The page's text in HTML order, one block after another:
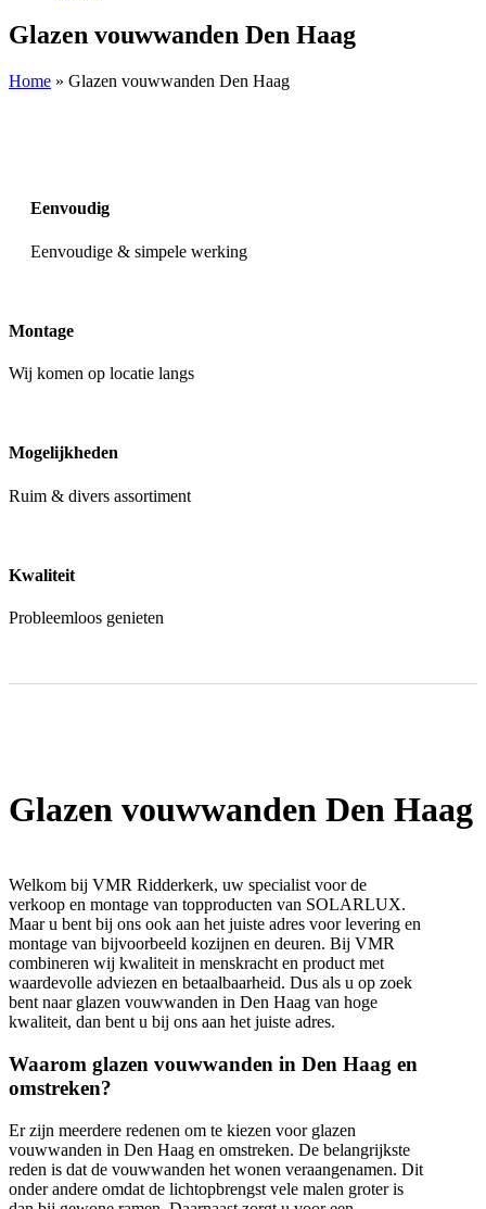
Glazen vouwwanden Den Haag
Home » Glazen vouwwanden Den Haag
Eenvoudig
Eenvoudige & simpele werking
Montage
Wij komen op locatie langs
Mogelijkheden
Ruim & divers assortiment
Kwaliteit
Probleemloos genieten
Glazen vouwwanden Den Haag
Welkom bij VMR Ridderkerk, uw specialist voor de
verkoop en montage van topproducten van SOLARLUX.
Maar u bent bij ons ook aan het juiste adres voor levering en
montage van bijvoorbeeld kozijnen en deuren. Bij VMR
combineren wij kwaliteit in menskracht en product met
waardevolle adviezen en betaalbaarheid. Dus als u op zoek
bent naar glazen vouwwanden in Den Haag van hoge
kwaliteit, dan bent u bij ons aan het juiste adres.
Waarom glazen vouwwanden in Den Haag en
omstreken?
Er zijn meerdere redenen om te kiezen voor glazen
vouwwanden in Den Haag en omstreken. De belangrijkste
reden is dat de vouwwanden het wonen veraangenamen. Dit
onder andere omdat de lichtopbrengst vele malen groter is